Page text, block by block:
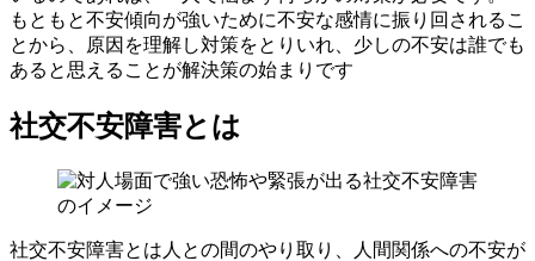
もともと不安傾向が強いために不安な感情に振り回されるこ
とから、原因を理解し対策をとりいれ、少しの不安は誰でも
あると思えることが解決策の始まりです
社交不安障害とは
社交不安障害とは人との間のやり取り、人間関係への不安が